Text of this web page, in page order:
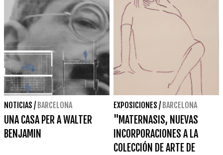
NOTICIAS / BARCELONA
UNA CASA PER A WALTER
BENJAMIN
EXPOSICIONES / BARCELONA
"MATERNASIS, NUEVAS
INCORPORACIONES A LA
COLECCIÓN DE ARTE DE